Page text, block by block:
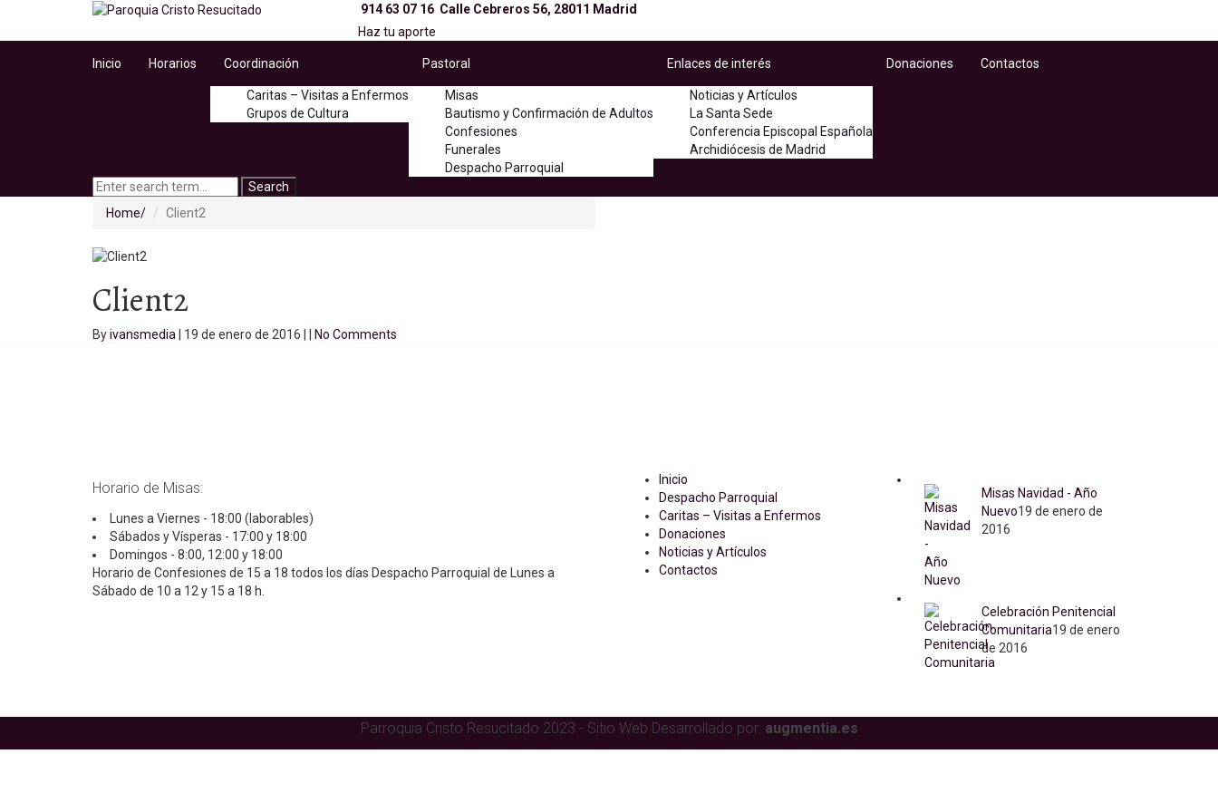
914 63 07 16 Calle Cebreros 56, 28011 Madrid
Haz tu aporte
Inicio Horarios Coordinación
Caritas – Visitas a Enfermos
Grupos de Cultura
Pastoral
Misas
Bautismo y Confirmación de Adultos
Confesiones
Funerales
Despacho Parroquial
Enlaces de interés
Noticias y Artículos
La Santa Sede
Conferencia Episcopal Española
Archidiócesis de Madrid
Donaciones Contactos
Home Client2
Client2
Byivansmedia 19 de enero de 2016 No Comments
Horario de Misas:
Lunes a Viernes - 18:00 (laborables)
Sábados y Vísperas - 17:00 y 18:00
Domingos - 8:00, 12:00 y 18:00
Horario de Confesiones de 15 a 18 todos los días Despacho Parroquial de Lunes a
Sábado de 10 a 12 y 15 a 18 h.
Inicio
Despacho Parroquial
Caritas – Visitas a Enfermos
Donaciones
Noticias y Artículos
Contactos
Misas Navidad - Año
Nuevo19 de enero de
2016
Celebración Penitencial
Comunitaria19 de enero
de 2016
Parroquia Cristo Resucitado 2023 - Sitio Web Desarrollado por: augmentia.es